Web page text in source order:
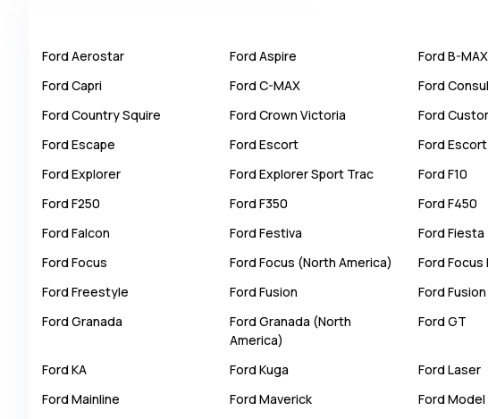
Apal
Austin Healey
Avtokam
Ford Aerostar Ford Aspire Ford B-MAX
Ford Capri Ford C-MAX Ford Consul
Ford Country Squire Ford Crown Victoria Ford
Ford Escape Ford Escort Ford
Ford Explorer Ford Explorer Sport Trac Ford F10
Ford F250 Ford F350 Ford F450
Ford Falcon Ford Festiva Ford Fiesta
Ford Focus Ford Focus (North America) Ford Focus
Ford Freestyle Ford Fusion Ford
Ford Granada Ford Granada (North
America)
Ford GT
Ford KA Ford Kuga Ford Laser
Ford Mainline Ford Maverick Ford Model